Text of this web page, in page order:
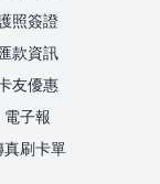
照簽證
款資訊
友優惠
電子報
真刷卡單